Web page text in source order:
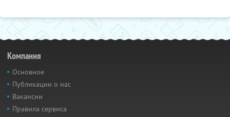
Компания
Основное
Публикации о нас
Вакансии
Правила сервиса